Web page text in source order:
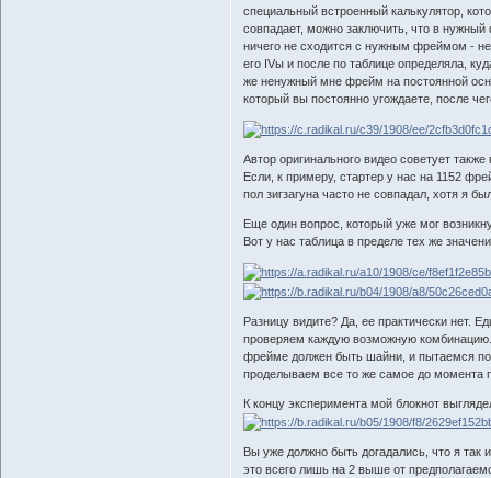
специальный встроенный калькулятор,
совпадает, можно заключить, что в
ничего не сходится с нужным фреймом - не
его IVы и после по таблице определяла,
же ненужный мне фрейм на постоянной
который вы постоянно угождаете, после
Автор оригинального видео советует
Если, к примеру, стартер у нас на 1152
пол зигзагуна часто не совпадал, хотя я
Еще один вопрос, который уже мог
Вот у нас таблица в пределе тех же
Разницу видите? Да, ее практически нет.
проверяем каждую возможную
фрейме должен быть шайни, и пытаемся
проделываем все то же самое до момента
К концу эксперимента мой блокнот
Вы уже должно быть догадались, что я так
это всего лишь на 2 выше от